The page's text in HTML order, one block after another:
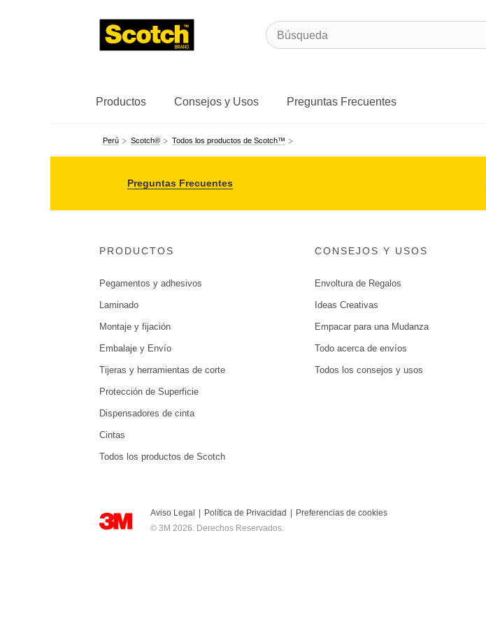
Productos Consejos y Usos Preguntas Frecuentes
Perú Scotch® Todos los productos de Scotch™
Preguntas Frecuentes
PRODUCTOS
Pegamentos y adhesivos
Laminado
Montaje y fijación
Embalaje y Envío
Tijeras y herramientas de corte
Protección de Superficie
Dispensadores de cinta
Cintas
Todos los productos de Scotch
CONSEJOS Y USOS
Envoltura de Regalos
Ideas Creativas
Empacar para una Mudanza
Todo acerca de envíos
Todos los consejos y usos
Aviso Legal Política de Privacidad
Preferencias de cookies
© 3M 2026. Derechos Reservados.